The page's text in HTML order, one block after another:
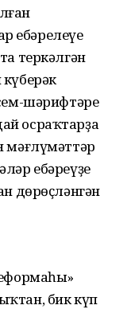
ебәрелеүе
теркәлгән
шәрифтәре
осраҡтарҙа
мәғлүмәттәр
ебәреүҙе
дөрөҫләнгән
бик күп